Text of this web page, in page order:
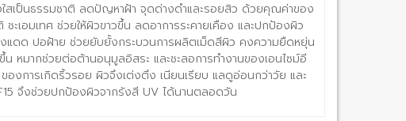
ใสเป็นธรรมชาติ ลดปัญหาฝ้า จุดด่างดำและรอยสิว ด้วยคุณค่าของ
ะเอมเทศ ช่วยให้ผิวขาวขึ้น ลดอาการระคายเคือง และปกป้องผิว
งแดด ปอฝ้าย ช่วยยับยั้งกระบวนการผลิตเม็ดสีผิว คงความยืดหยุ่น
น หมากช่วยต่อต้านอนุมูลอิสระ และชะลอการทำงานของเอนไซม์อี
ของการเกิดริ้วรอย ผิวจึงเต่งตึง เนียนเรียบ แลดูอ่อนกว่าวัย และ
จึงช่วยปกป้องผิวจากรังสี UV ได้นานตลอดวัน